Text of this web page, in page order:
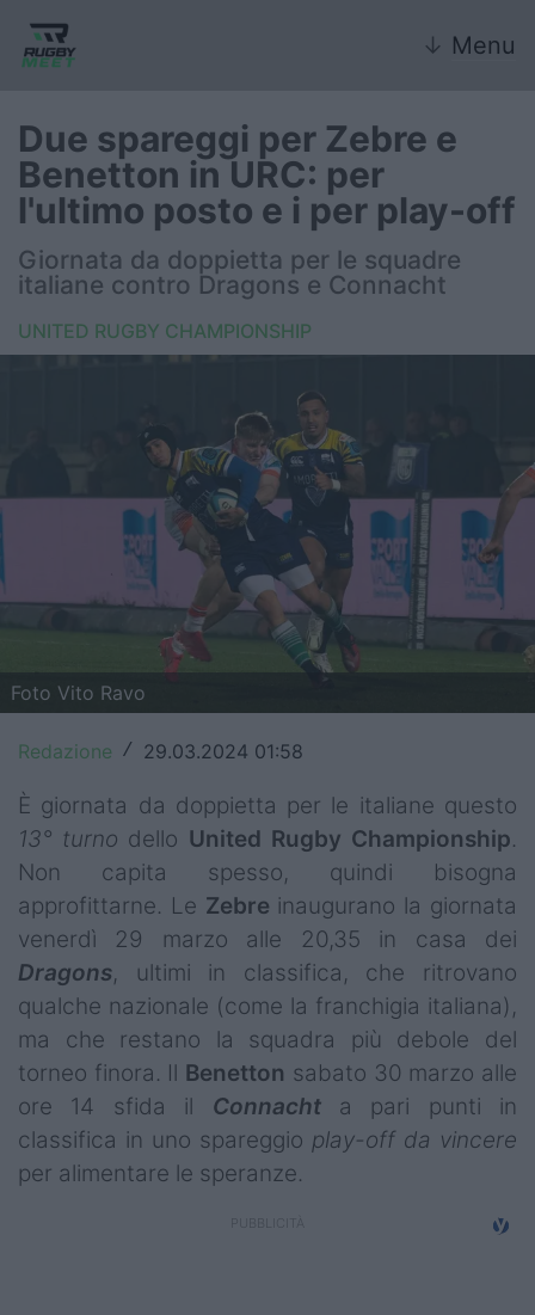
↓ Menu
Nazionale
Nazionali giovanili
FIR
United Rugby Championship
Champions Cup
Rugby World Cup
Super Rugby
Rugby in TV
Mercato
Serie A Elite
Campionati
Serie A
Due spareggi per Zebre e
Benetton in URC: per
l'ultimo posto e i per play-off
Giornata da doppietta per le squadre
italiane contro Dragons e Connacht
UNITED RUGBY CHAMPIONSHIP
Foto Vito Ravo
Redazione / 29.03.2024 01:58
È giornata da doppietta per le italiane questo
13° turno dello United Rugby Championship.
Non capita spesso, quindi bisogna
approfittarne. Le Zebre inaugurano la giornata
venerdì 29 marzo alle 20,35 in casa dei
Dragons, ultimi in classifica, che ritrovano
qualche nazionale (come la franchigia italiana),
ma che restano la squadra più debole del
torneo finora. Il Benetton sabato 30 marzo alle
ore 14 sfida il Connachta pari punti in
classifica in uno spareggio play-off da vincere
per alimentare le speranze.